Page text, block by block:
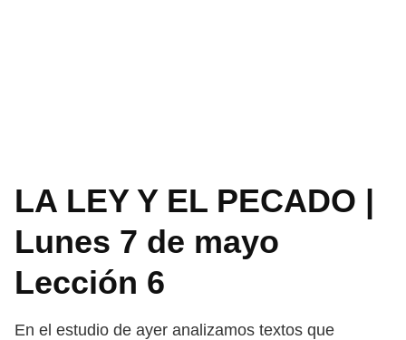
LA LEY Y EL PECADO |
Lunes 7 de mayo
Lección 6
En el estudio de ayer analizamos textos que